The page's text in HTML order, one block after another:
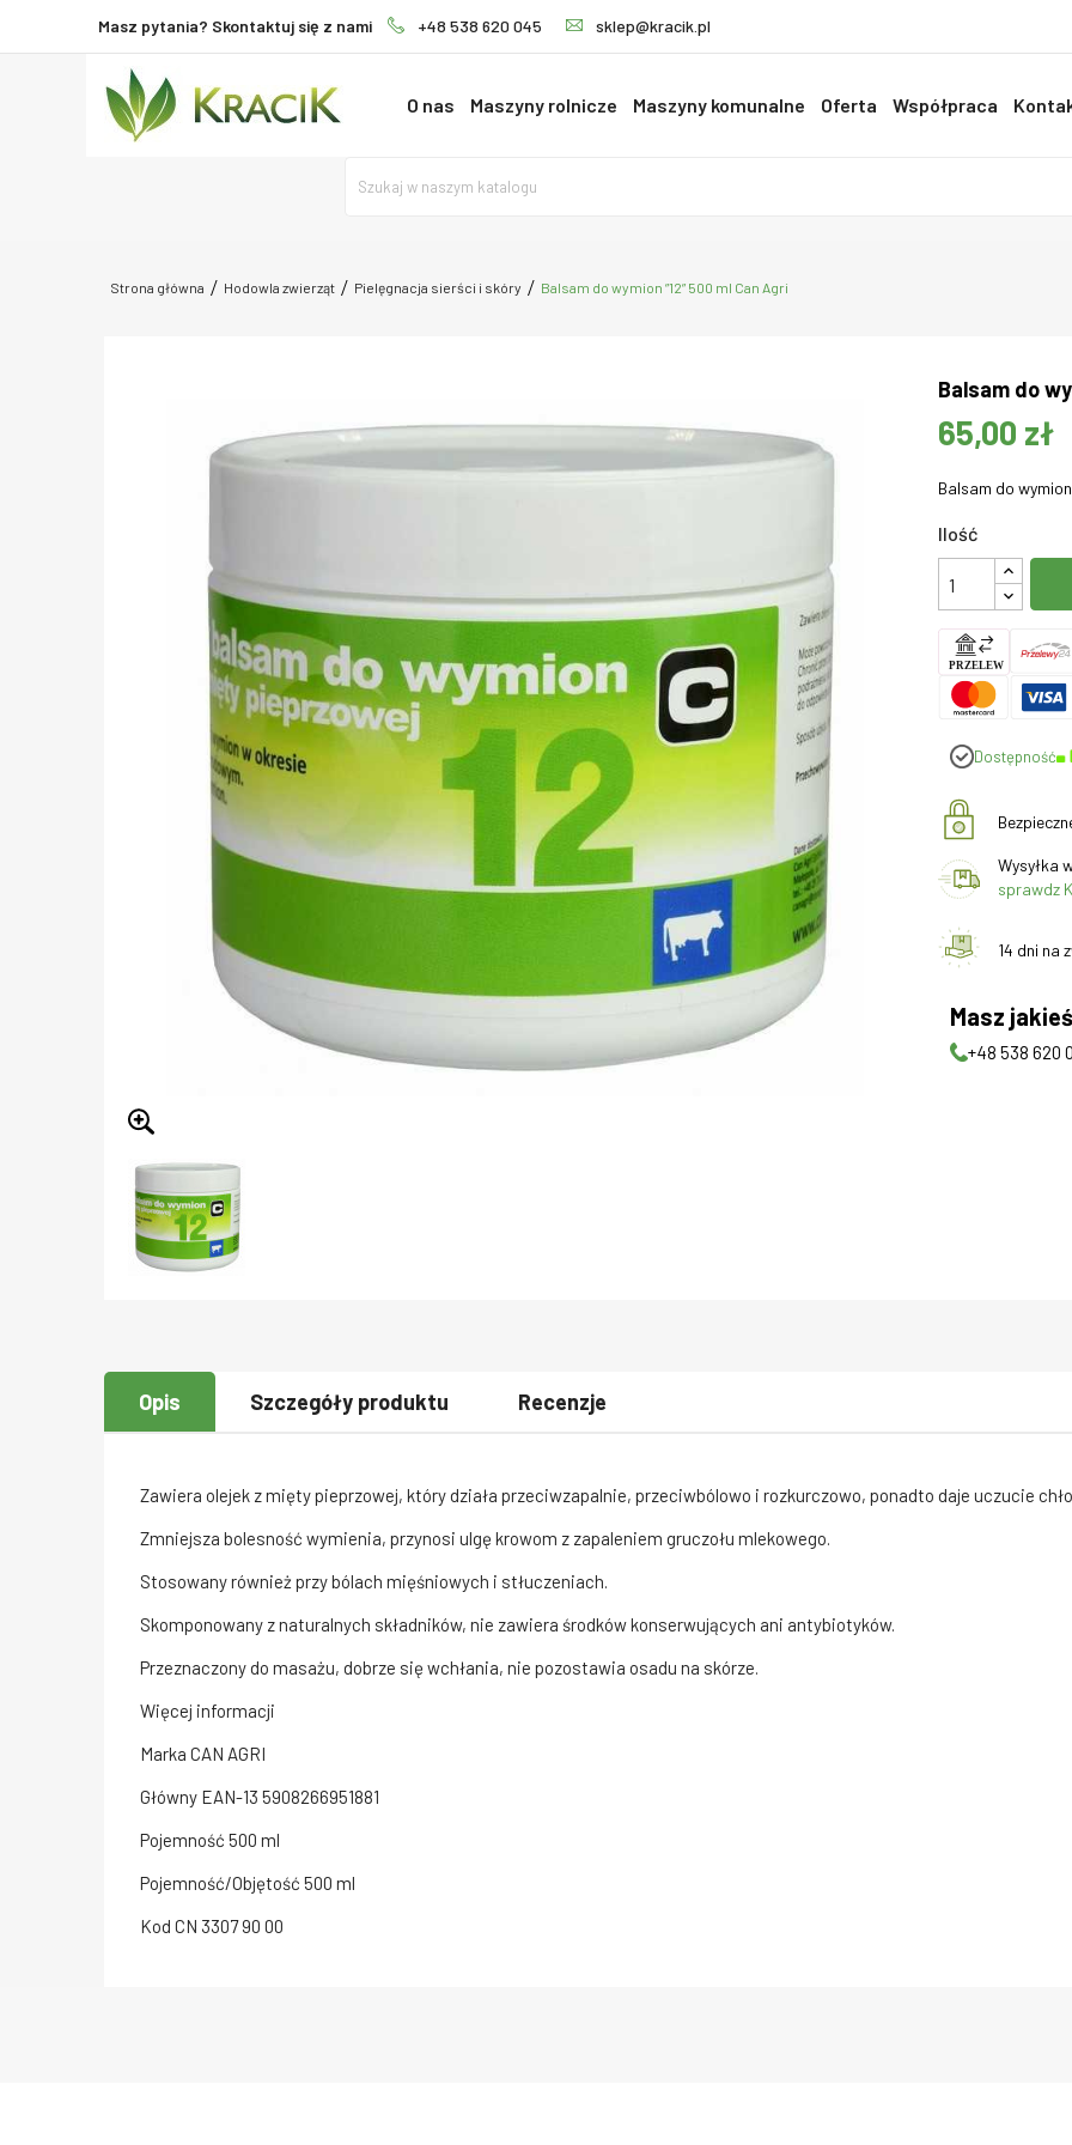
Masz pytania? Skontaktuj się z nami +48 538 620 045 sklep@kracik.pl
O nas Maszyny rolnicze Maszyny komunalne Oferta Współpraca
Strona główna Hodowla zwierząt Pielęgnacja sierści i skóry Balsam do wymion ”12” 500 ml Can Agri
Balsam do
65,00 zł
Balsam do
Ilość
Dostępność
Wysyłka
sprawdz
14 dni na
Masz
+48 538 620
Opis Szczegóły produktu Recenzje
Zawiera olejek z mięty pieprzowej, który działa przeciwzapalnie, przeciwbólowo i rozkurczowo, ponadto daje uczucie
Zmniejsza bolesność wymienia, przynosi ulgę krowom z zapaleniem gruczołu mlekowego.
Stosowany również przy bólach mięśniowych i stłuczeniach.
Skomponowany z naturalnych składników, nie zawiera środków konserwujących ani antybiotyków.
Przeznaczony do masażu, dobrze się wchłania, nie pozostawia osadu na skórze.
Więcej informacji
Marka CAN AGRI
Główny EAN-13 5908266951881
Pojemność 500 ml
Pojemność/Objętość 500 ml
Kod CN 3307 90 00